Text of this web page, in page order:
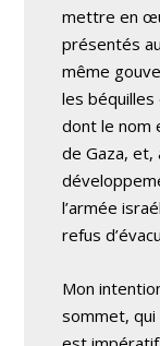
mettre en
présentés
même
les béquilles
dont le nom
de Gaza, et,
l’armée
refus
Mon
sommet,